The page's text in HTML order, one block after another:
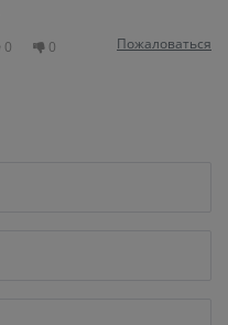
0 0 Пожаловаться